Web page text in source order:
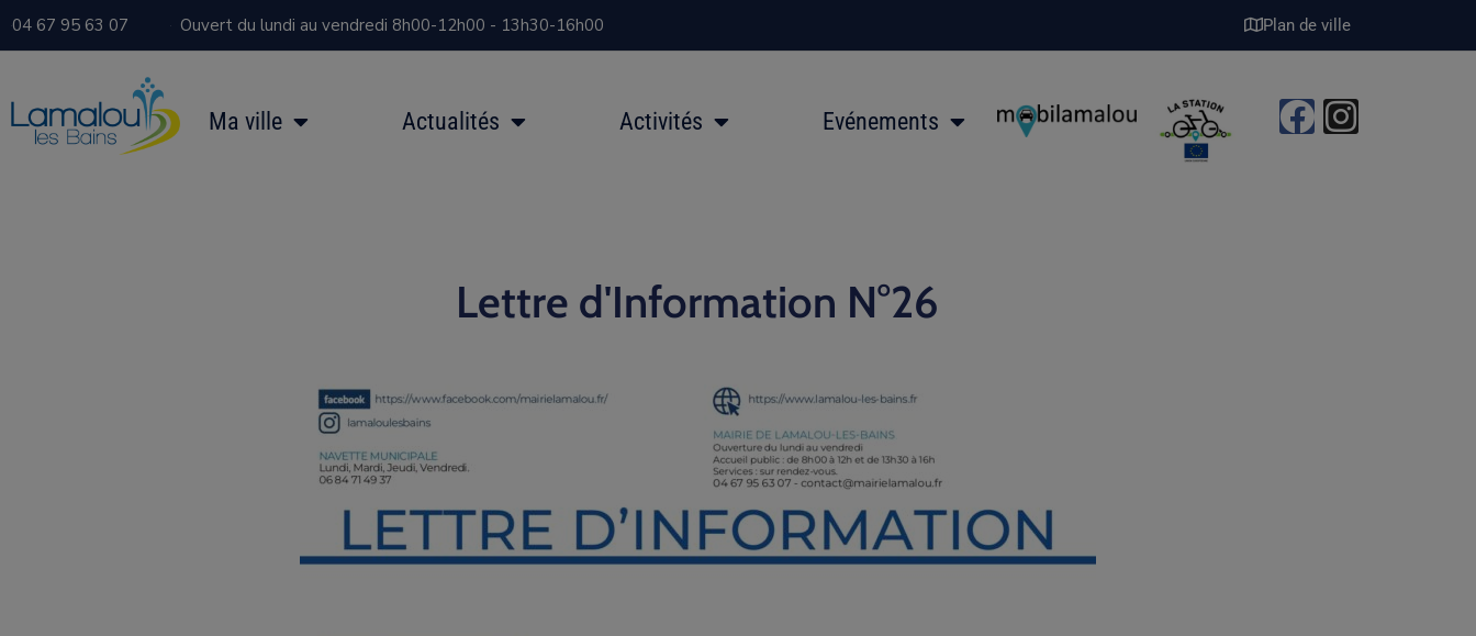
04 67 95 63 07 Ouvert du lundi au vendredi 8h00-12h00 - 13h30-16h00 Plan de ville
Ma ville Actualités Activités Evénements
Lettre d'Information N°26